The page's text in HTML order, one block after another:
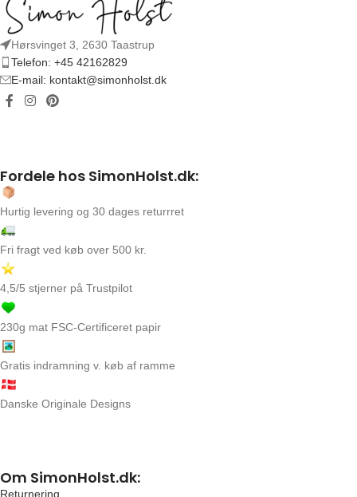
Hørsvinget 3, 2630 Taastrup
Telefon: +45 42162829
E-mail: kontakt@simonholst.dk
Fordele hos SimonHolst.dk:
Hurtig levering og 30 dages returrret
Fri fragt ved køb over 500 kr.
4,5/5 stjerner på Trustpilot
230g mat FSC-Certificeret papir
Gratis indramning v. køb af ramme
Danske Originale Designs
Om SimonHolst.dk:
Returnering